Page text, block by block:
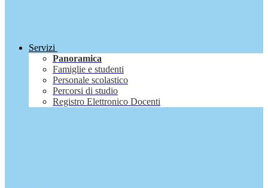
Servizi
Panoramica
Famiglie e studenti
Personale scolastico
Percorsi di studio
Registro Elettronico Docenti